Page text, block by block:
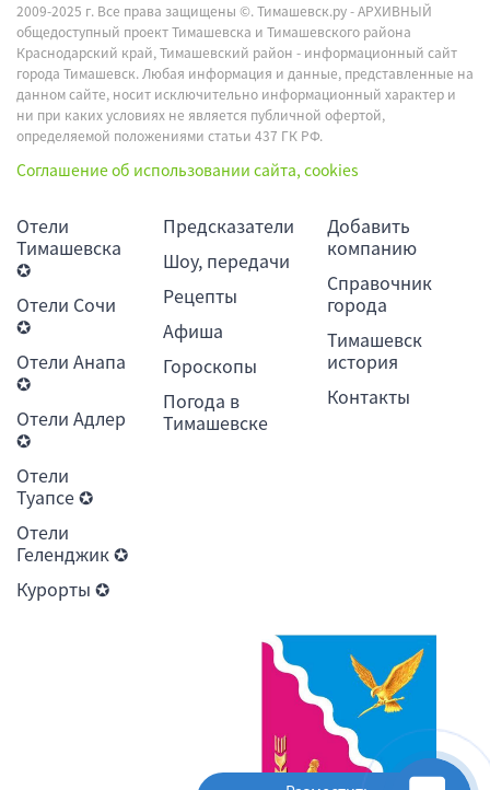
2009-2025 г. Все права защищены ©.Тимашевск.ру - АРХИВНЫЙ
общедоступный проект Тимашевска и Тимашевского района
Краснодарский край, Тимашевский район - информационный сайт
города Тимашевск. Любая информация и данные, представленные на
данном сайте, носит исключительно информационный характер и
ни при каких условиях не является публичной офертой,
определяемой положениями статьи 437 ГК РФ.
Соглашение об использовании сайта, cookies
Отели
Тимашевска
✪
Отели Сочи
✪
Отели Анапа
✪
Отели Адлер
✪
Отели
Туапсе ✪
Отели
Геленджик ✪
Курорты ✪
Предсказатели
Шоу, передачи
Рецепты
Афиша
Гороскопы
Погода в
Тимашевске
Добавить
компанию
Справочник
города
Тимашевск
история
Контакты